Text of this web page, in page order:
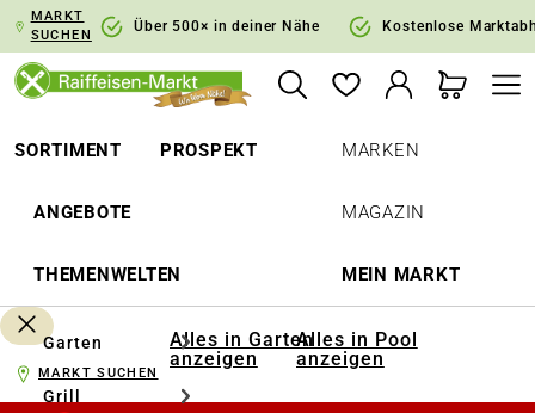
Zur Hauptnavigation springen
MARKT
SUCHEN
Über 500× in deiner Nähe Kostenlose
SORTIMENT PROSPEKT
ANGEBOTE
THEMENWELTEN
MARKEN
MAGAZIN
MEIN MARKT
Garten
Grill
Alles in Garten
anzeigen
Alles in Pool
anzeigen
MARKT SUCHEN